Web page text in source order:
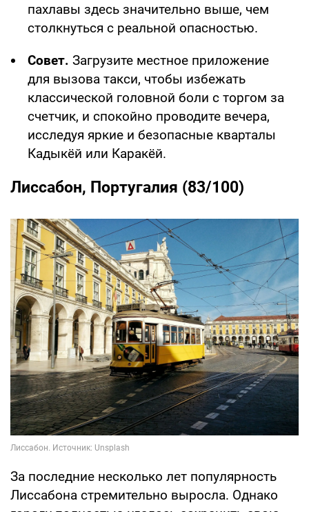
пахлавы здесь значительно выше, чем
столкнуться с реальной опасностью.
Совет. Загрузите местное приложение
для вызова такси, чтобы избежать
классической головной боли с торгом за
счетчик, и спокойно проводите вечера,
исследуя яркие и безопасные кварталы
Кадыкёй или Каракёй.
Лиссабон, Португалия (83/100)
За последние несколько лет популярность
Лиссабона стремительно выросла. Однако